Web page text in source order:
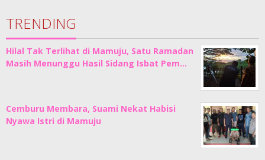
TRENDING
Hilal Tak Terlihat di Mamuju, Satu Ramadan
Masih Menunggu Hasil Sidang Isbat Pem…
Cemburu Membara, Suami Nekat Habisi
Nyawa Istri di Mamuju